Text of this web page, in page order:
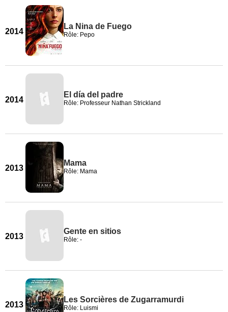
2014
La Nina de Fuego
Rôle: Pepo
2014
El día del padre
Rôle: Professeur Nathan Strickland
2013
Mama
Rôle: Mama
2013
Gente en sitios
Rôle: -
2013
Les Sorcières de Zugarramurdi
Rôle: Luismi